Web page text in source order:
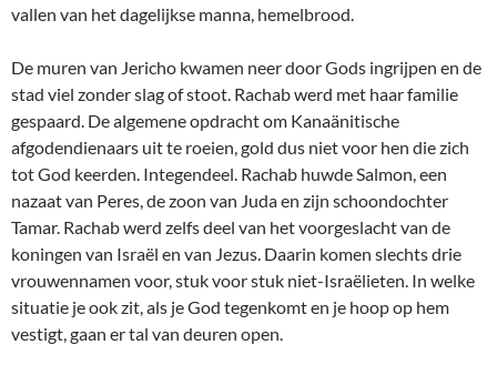
vallen van het dagelijkse manna, hemelbrood.
De muren van Jericho kwamen neer door Gods ingrijpen en de
stad viel zonder slag of stoot. Rachab werd met haar familie
gespaard. De algemene opdracht om Kanaänitische
afgodendienaars uit te roeien, gold dus niet voor hen die zich
tot God keerden. Integendeel. Rachab huwde Salmon, een
nazaat van Peres, de zoon van Juda en zijn schoondochter
Tamar. Rachab werd zelfs deel van het voorgeslacht van de
koningen van Israël en van Jezus. Daarin komen slechts drie
vrouwennamen voor, stuk voor stuk niet-Israëlieten. In welke
situatie je ook zit, als je God tegenkomt en je hoop op hem
vestigt, gaan er tal van deuren open.